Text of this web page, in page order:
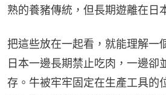
熟的養豬傳統，但長期遊離在日
把這些放在一起看，就能理解一
日本一邊長期禁止吃肉，一邊卻
存。牛被牢牢固定在生產工具的